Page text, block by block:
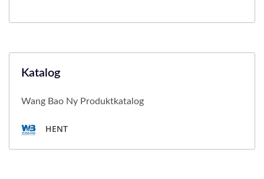
Katalog
Wang Bao Ny Produktkatalog
HENT